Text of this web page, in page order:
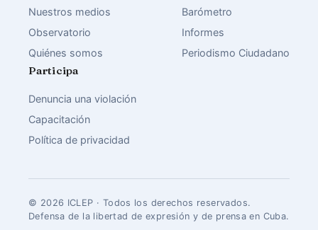
Nuestros medios
Observatorio
Quiénes somos
Barómetro
Informes
Periodismo Ciudadano
Participa
Denuncia una violación
Capacitación
Política de privacidad
© 2026 ICLEP · Todos los derechos reservados.
Defensa de la libertad de expresión y de prensa en Cuba.